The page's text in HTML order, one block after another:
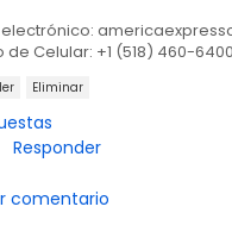
de Celular: +1 (518) 460-6400
Eliminar
Responder
comentario